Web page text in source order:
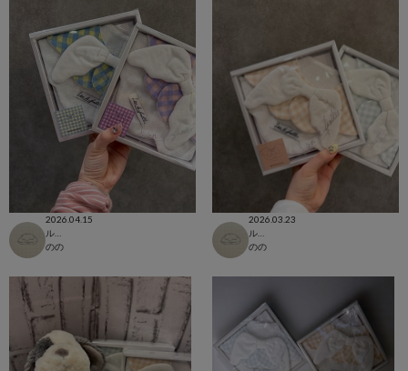
2026.04.15
のの
2026.03.23
ルミネ池袋店
のの